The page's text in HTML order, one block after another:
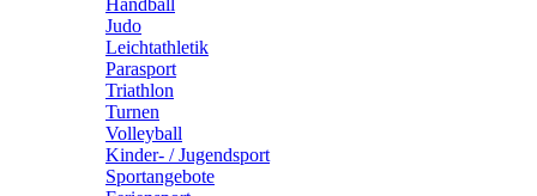
Handball
Judo
Leichtathletik
Parasport
Triathlon
Turnen
Volleyball
Kinder- / Jugendsport
Sportangebote